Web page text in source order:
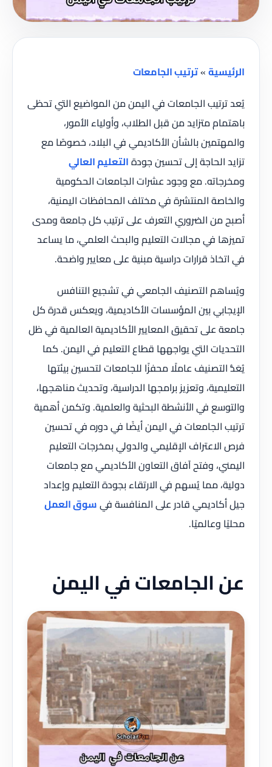
الرئيسية»ترتيب الجامعات
يُعد ترتيب الجامعات في اليمن من المواضيع التي تحظى
باهتمام متزايد من قبل الطلاب، وأولياء الأمور،
والمهتمين بالشأن الأكاديمي في البلاد، خصوصًا مع
تزايد الحاجة إلى تحسين جودةالتعليم العالي
ومخرجاته. مع وجود عشرات الجامعات الحكومية
والخاصة المنتشرة في مختلف المحافظات اليمنية،
أصبح من الضروري التعرف على ترتيب كل جامعة ومدى
تميزها في مجالات التعليم والبحث العلمي، ما يساعد
في اتخاذ قرارات دراسية مبنية على معايير واضحة.
ويُساهم التصنيف الجامعي في تشجيع التنافس
الإيجابي بين المؤسسات الأكاديمية، ويعكس قدرة كل
جامعة على تحقيق المعايير الأكاديمية العالمية في ظل
التحديات التي يواجهها قطاع التعليم في اليمن. كما
يُعَدُّ التصنيف عاملًا محفزًا للجامعات لتحسين بيئتها
التعليمية، وتعزيز برامجها الدراسية، وتحديث مناهجها،
والتوسع في الأنشطة البحثية والعلمية. وتكمن أهمية
ترتيب الجامعات في اليمن أيضًا في دوره في تحسين
فرص الاعتراف الإقليمي والدولي بمخرجات التعليم
اليمني، وفتح آفاق التعاون الأكاديمي مع جامعات
دولية، مما يُسهم في الارتقاء بجودة التعليم وإعداد
جيل أكاديمي قادر على المنافسة فيسوق العمل
محليًا وعالميًا.
عن الجامعات في اليمن